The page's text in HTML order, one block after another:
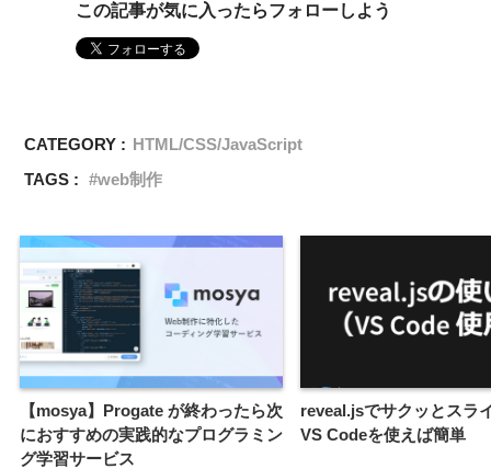
この記事が気に入ったらフォローしよう
CATEGORY : HTML/CSS/JavaScript
TAGS :
web制作
【mosya】Progate が終わったら次
におすすめの実践的なプログラミン
グ学習サービス
reveal.jsでサクッとスラ
VS Codeを使えば簡単